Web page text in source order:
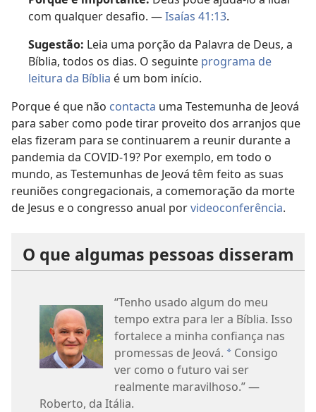
com qualquer desafio. —Isaías 41:13.
Sugestão: Leia uma porção da Palavra de Deus, a
Bíblia, todos os dias. O seguinte programa de
leitura da Bíblia é um bom início.
Porque é que não contacta uma Testemunha de Jeová
para saber como pode tirar proveito dos arranjos que
elas fizeram para se continuarem a reunir durante a
pandemia da COVID-19? Por exemplo, em todo o
mundo, as Testemunhas de Jeová têm feito as suas
reuniões congregacionais, a comemoração da morte
de Jesus e o congresso anual porvideoconferência.
O que algumas pessoas disseram
“Tenho usado algum do meu
tempo extra para ler a Bíblia. Isso
fortalece a minha confiança nas
promessas de Jeová. a Consigo
ver como o futuro vai ser
realmente maravilhoso.” —
Roberto, da Itália.